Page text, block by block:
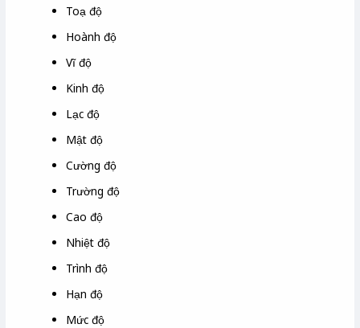
Toạ độ
Hoành độ
Vĩ độ
Kinh độ
Lạc độ
Mật độ
Cường độ
Trường độ
Cao độ
Nhiệt độ
Trình độ
Hạn độ
Mức độ